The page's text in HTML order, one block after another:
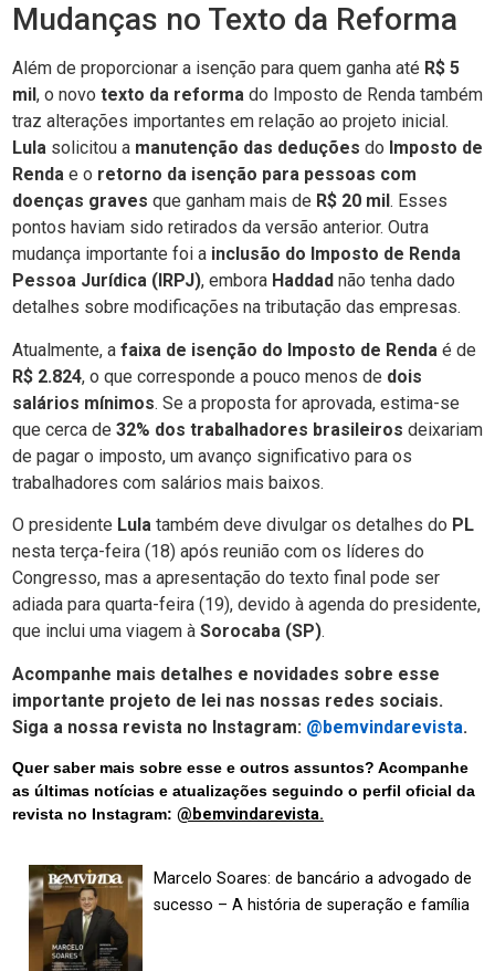
Mudanças no Texto da Reforma
Além de proporcionar a isenção para quem ganha até R$ 5
mil , o novo texto da reforma do Imposto de Renda também
traz alterações importantes em relação ao projeto inicial.
Lula solicitou a manutenção das deduções do Imposto de
Renda e o retorno da isenção para pessoas com
doenças graves que ganham mais de R$ 20 mil . Esses
pontos haviam sido retirados da versão anterior. Outra
mudança importante foi a inclusão do Imposto de Renda
Pessoa Jurídica (IRPJ), embora Haddad não tenha dado
detalhes sobre modificações na tributação das empresas.
Atualmente, a faixa de isenção do Imposto de Renda é de
R$ 2.824, o que corresponde a pouco menos de dois
salários mínimos. Se a proposta for aprovada, estima-se
que cerca de 32% dos trabalhadores brasileiros deixariam
de pagar o imposto, um avanço significativo para os
trabalhadores com salários mais baixos.
O presidente Lula também deve divulgar os detalhes do PL
nesta terça-feira (18) após reunião com os líderes do
Congresso, mas a apresentação do texto final pode ser
adiada para quarta-feira (19), devido à agenda do presidente,
que inclui uma viagem à Sorocaba (SP).
Acompanhe mais detalhes e novidades sobre esse
importante projeto de lei nas nossas redes sociais.
Siga a nossa revista no Instagram: @bemvindarevista.
Quer saber mais sobre esse e outros assuntos? Acompanhe
as últimas notícias e atualizações seguindo o perfil oficial da
revista no Instagram: @bemvindarevista.
Marcelo Soares: de bancário a advogado de
sucesso – A história de superação e família